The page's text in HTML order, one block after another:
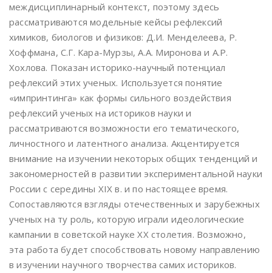
междисциплинарный контекст, поэтому здесь
рассматриваются модельные кейсы рефлексий
химиков, биологов и физиков: Д.И. Менделеева, Р.
Хоффмана, С.Г. Кара-Мурзы, А.А. Миронова и А.Р.
Хохлова. Показан историко-научный потенциал
рефлексий этих ученых. Используется понятие
«импринтинга» как формы сильного воздействия
рефлексий ученых на историков науки и
рассматриваются возможности его тематического,
личностного и латентного анализа. Акцентируется
внимание на изучении некоторых общих тенденций и
закономерностей в развитии экспериментальной науки
России с середины XIX в. и по настоящее время.
Сопоставляются взгляды отечественных и зарубежных
ученых на ту роль, которую играли идеологические
кампании в советской науке ХХ столетия. Возможно,
эта работа будет способствовать новому направлению
в изучении научного творчества самих историков.